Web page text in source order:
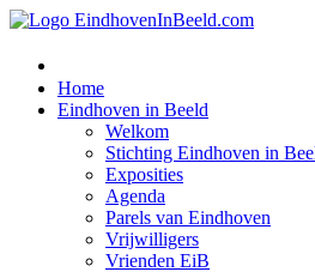
Home
Eindhoven in Beeld
Welkom
Stichting Eindhoven in
Exposities
Agenda
Parels van Eindhoven
Vrijwilligers
Vrienden EiB